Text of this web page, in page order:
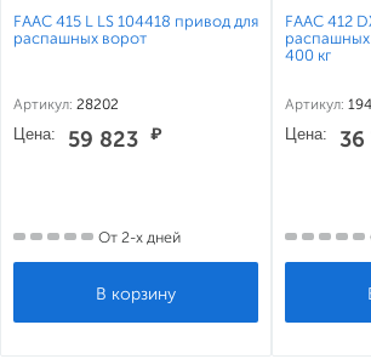
FAAC 415 L LS 104418 привод для
распашных ворот
Артикул: 28202
Цена: 59 823 ₽
От 2-х дней
FAAC 412
400 кг
Артикул:
Цена: 36